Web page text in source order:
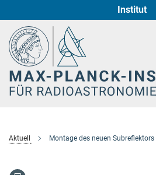
Institut
Radioastronomische
Sternentstehung und
Aktuell Montage des neuen